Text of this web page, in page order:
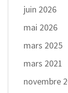
juin 2026
mai 2026
mars 2025
mars 2021
novembre